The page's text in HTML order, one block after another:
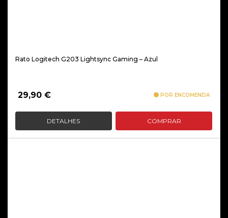
Rato Logitech G203 Lightsync Gaming – Azul
29,90 € POR ENCOMENDA
DETALHES COMPRAR